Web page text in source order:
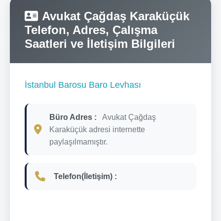
Avukat Çağdaş Karaküçük
Telefon, Adres, Çalışma
Saatleri ve İletişim Bilgileri
İstanbul Barosu Baro Levhası
Büro Adres :
Avukat Çağdaş
Karaküçük adresi internette
paylaşılmamıştır.
Telefon(İletişim) :